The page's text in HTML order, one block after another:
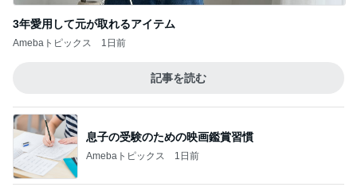
3年愛用して元が取れるアイテム
Amebaトピックス 1日前
記事を読む
息子の受験のための映画鑑賞習慣
Amebaトピックス 1日前